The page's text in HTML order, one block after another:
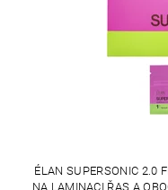
ÉLAN SUPERSONIC 2.0
NA LAMINACI ŘAS A